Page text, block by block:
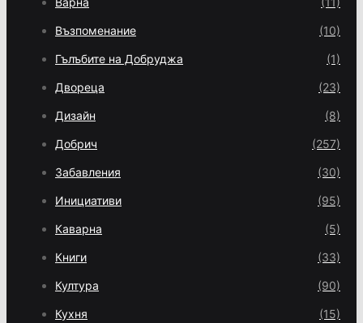
Възпоменание (10)
Гълъбите на Добруджа (1)
Двореца (23)
Дизайн (8)
Добрич (257)
Забавления (30)
Инициативи (95)
Каварна (5)
Книги (33)
Култура (90)
Кухня (15)